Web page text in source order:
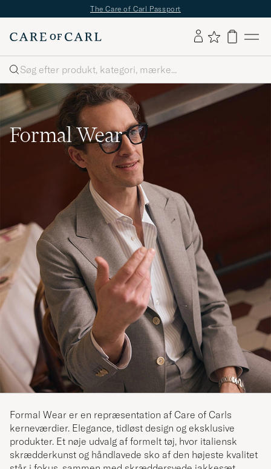
The Care of Carl Passport
Søg
Formal Wear
Formal Wear er en repræsentation af Care of Carls
kerneværdier. Elegance, tidløst design og eksklusive
produkter. Et nøje udvalg af formelt tøj, hvor italiensk
skrædderkunst og håndlavede sko af den højeste kvalitet